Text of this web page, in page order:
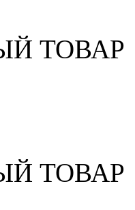
ТОВАР
ТОВАР